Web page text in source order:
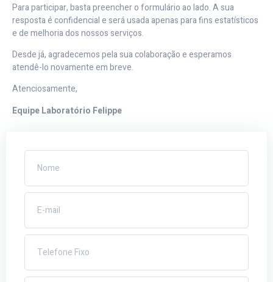
Para participar, basta preencher o formulário ao lado. A sua
resposta é confidencial e será usada apenas para fins estatísticos
e de melhoria dos nossos serviços.
Desde já, agradecemos pela sua colaboração e esperamos
atendê-lo novamente em breve.
Atenciosamente,
Equipe Laboratório Felippe